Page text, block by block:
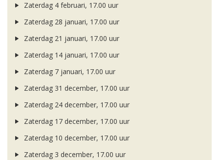
Zaterdag 4 februari, 17.00 uur
Zaterdag 28 januari, 17.00 uur
Zaterdag 21 januari, 17.00 uur
Zaterdag 14 januari, 17.00 uur
Zaterdag 7 januari, 17.00 uur
Zaterdag 31 december, 17.00 uur
Zaterdag 24 december, 17.00 uur
Zaterdag 17 december, 17.00 uur
Zaterdag 10 december, 17.00 uur
Zaterdag 3 december, 17.00 uur